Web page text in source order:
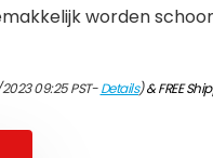
worden
09:25 PST-Details)&FREE